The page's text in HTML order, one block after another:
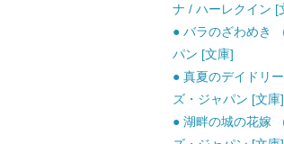
ナ / ハーレクイン [
● バラのざわめき
パン [文庫]
● 真夏のデイドリ
ズ・ジャパン [文庫]
● 湖畔の城の花嫁